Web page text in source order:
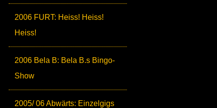
2006 FURT: Heiss! Heiss!
Heiss!
2006 Bela B: Bela B.s Bingo-
Show
2005/ 06 Abwärts: Einzelgigs